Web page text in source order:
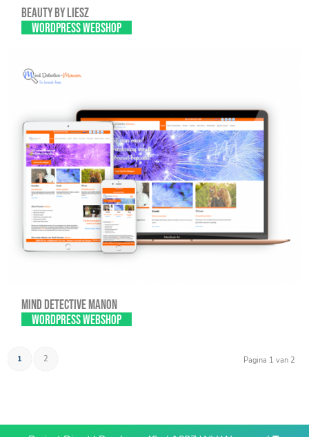
Beauty By Liesz
WordPress webshop
Mind Detective Manon
WordPress webshop
Pagina 1 van 2
1 2